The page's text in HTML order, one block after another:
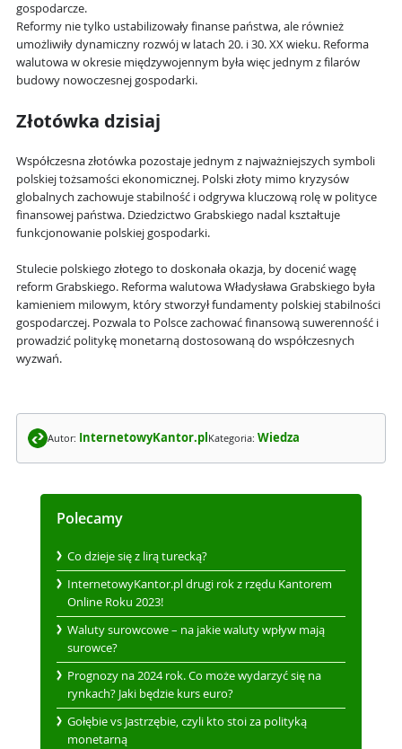
gospodarcze.
Reformy nie tylko ustabilizowały finanse państwa, ale również
umożliwiły dynamiczny rozwój w latach 20. i 30. XX wieku. Reforma
walutowa w okresie międzywojennym była więc jednym z filarów
budowy nowoczesnej gospodarki.
Złotówka dzisiaj
Współczesna złotówka pozostaje jednym z najważniejszych symboli
polskiej tożsamości ekonomicznej. Polski złoty mimo kryzysów
globalnych zachowuje stabilność i odgrywa kluczową rolę w polityce
finansowej państwa. Dziedzictwo Grabskiego nadal kształtuje
funkcjonowanie polskiej gospodarki.
Stulecie polskiego złotego to doskonała okazja, by docenić wagę
reform Grabskiego. Reforma walutowa Władysława Grabskiego była
kamieniem milowym, który stworzył fundamenty polskiej stabilności
gospodarczej. Pozwala to Polsce zachować finansową suwerenność i
prowadzić politykę monetarną dostosowaną do współczesnych
wyzwań.
Autor: InternetowyKantor.pl Kategoria: Wiedza
Polecamy
Co dzieje się z lirą turecką?
InternetowyKantor.pl drugi rok z rzędu Kantorem
Online Roku 2023!
Waluty surowcowe – na jakie waluty wpływ mają
surowce?
Prognozy na 2024 rok. Co może wydarzyć się na
rynkach? Jaki będzie kurs euro?
Gołębie vs Jastrzębie, czyli kto stoi za polityką
monetarną